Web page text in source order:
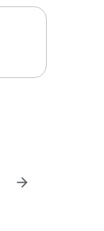
arrow_forward